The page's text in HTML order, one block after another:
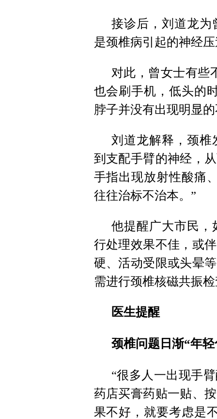
接诊后，刘道龙为
是颈椎病引起的神经
对此，曾女士有些
也会刷手机，低头的
脖子并没有出现明显
刘道龙解释，颈椎
到支配手臂的神经，
手指出现放射性酸痛
往往治标不治本。”
他提醒广大市民，
行处理效果不佳，或
硬、活动受限或头晕
需进行颈椎核磁共振
医生提醒
颈椎问题日渐“年
“很多人一出现手
药店买膏药贴一贴、
果不好，就要考虑是